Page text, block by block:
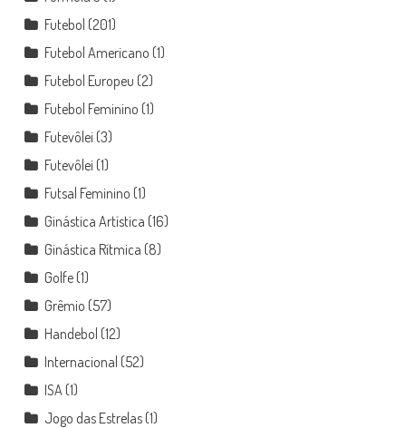
Futebol (201)
Futebol Americano (1)
Futebol Europeu (2)
Futebol Feminino (1)
Futevôlei (3)
Futevôlei (1)
Futsal Feminino (1)
Ginástica Artística (16)
Ginástica Rítmica (8)
Golfe(1)
Grêmio (57)
Handebol (12)
Internacional (52)
ISA (1)
Jogo das Estrelas(1)